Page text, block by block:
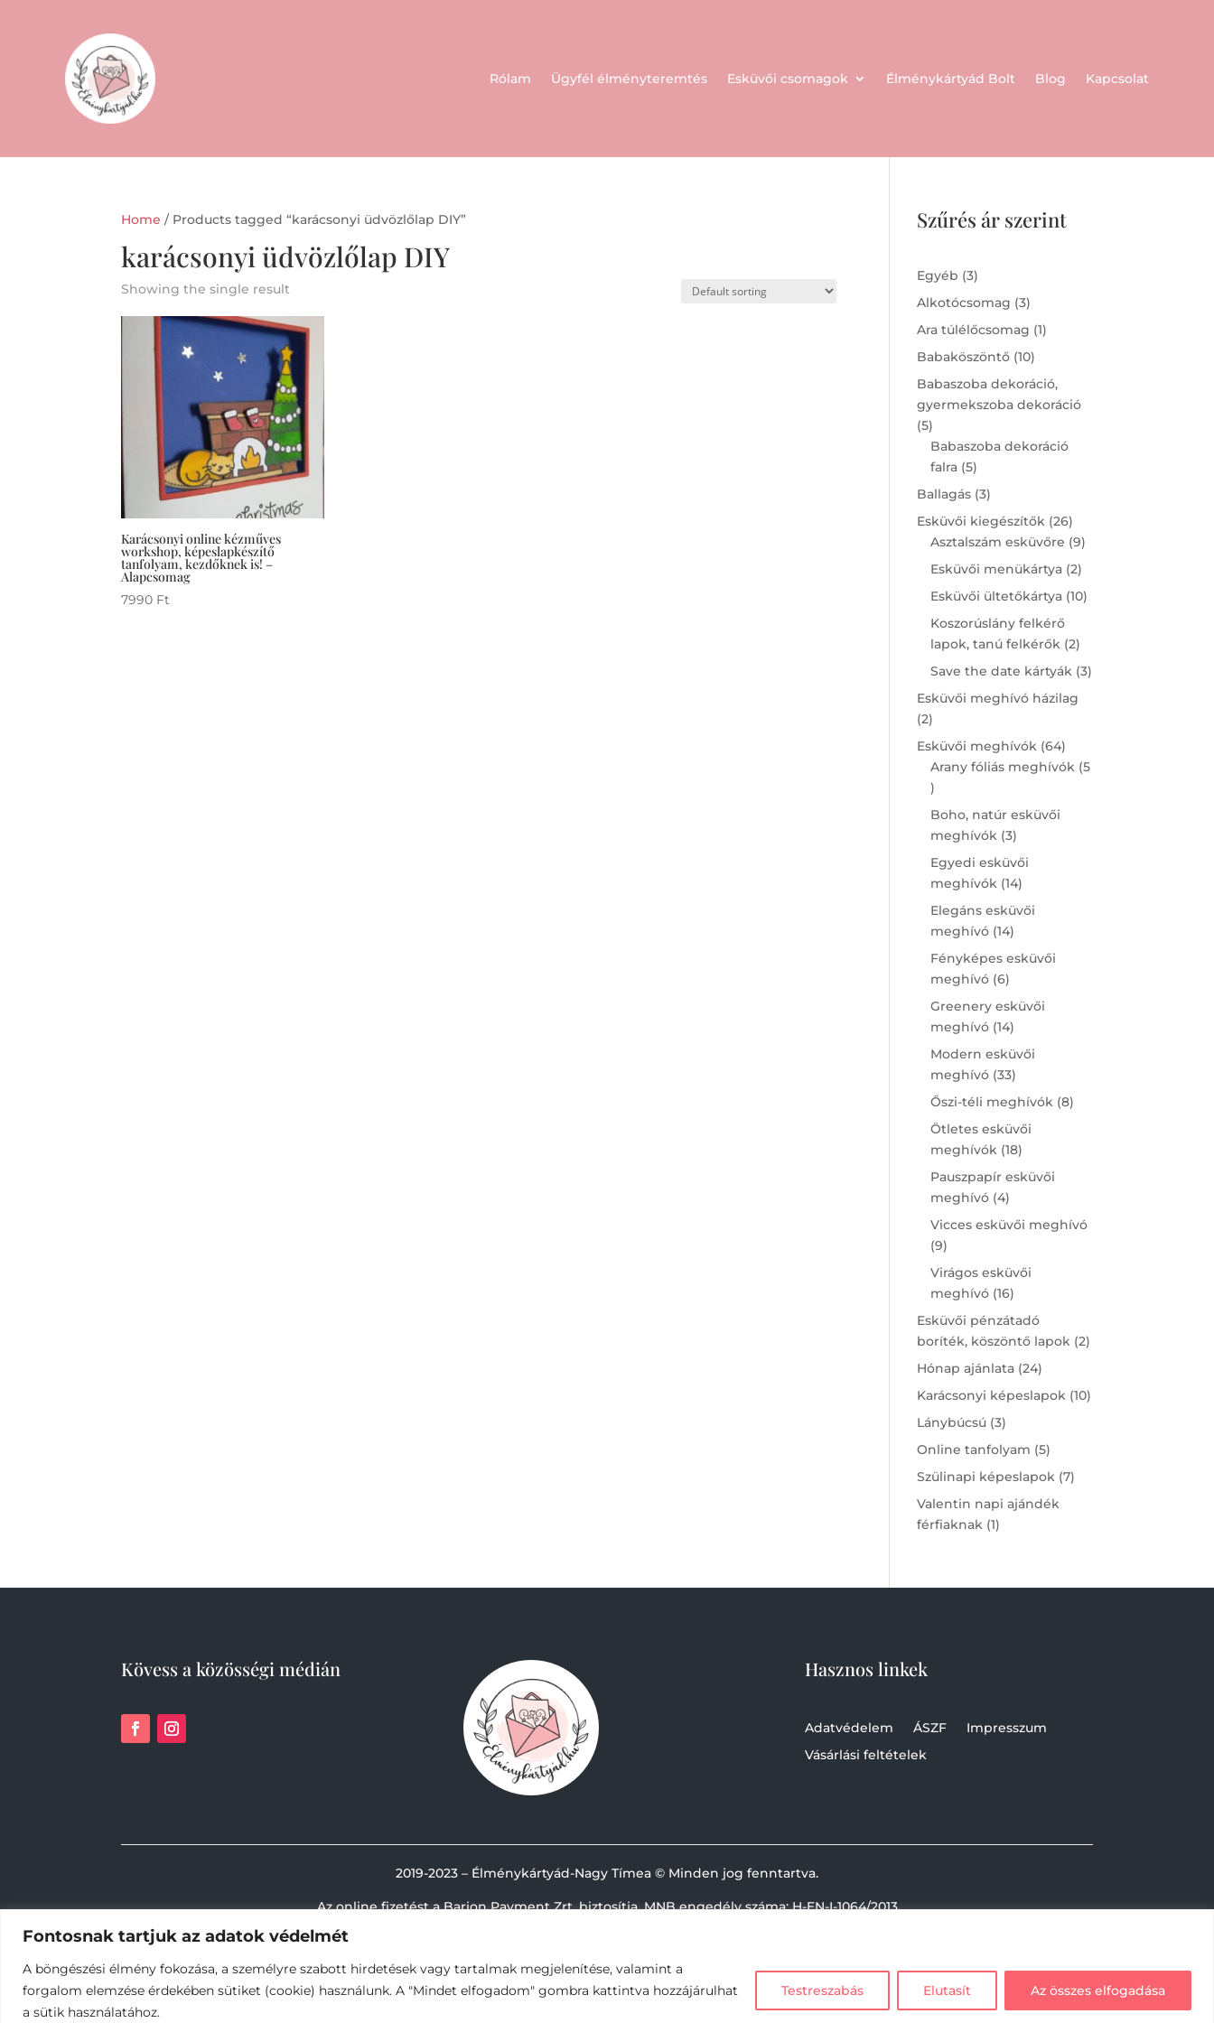
Fontosnak tartjuk az adatok védelmét
A böngészési élmény fokozása, a személyre szabott hirdetések vagy tartalmak megjelenítése, valamint a
forgalom elemzése érdekében sütiket (cookie) használunk. A "Mindet elfogadom" gombra kattintva hozzájárulhat
a sütik használatához.
Testreszabás Elutasít Az összes elfogadása
Rólam Ügyfél élményteremtés Esküvői csomagok Élménykártyád Bolt Blog Kapcsolat
Home / Products tagged “karácsonyi üdvözlőlap DIY”
karácsonyi üdvözlőlap DIY
Showing the single result
Karácsonyi online kézműves
workshop, képeslapkészítő
tanfolyam, kezdőknek is! –
Alapcsomag
7990 Ft
Szűrés ár szerint
Egyéb 33
products
Alkotócsomag 33
products
Ara túlélőcsomag 11
Babaköszöntő 1010
products
Babaszoba dekoráció,
gyermekszoba dekoráció
55
products
Babaszoba dekoráció
falra 55
products
Ballagás 33
products
Esküvői kiegészítők 2626
products
Asztalszám esküvőre 99
Esküvői menükártya 22
products
Esküvői ültetőkártya 1010
Koszorúslány felkérő
lapok, tanú felkérők 22
products
Save the date kártyák 33
Esküvői meghívó házilag
22
products
Esküvői meghívók 6464
products
Arany fóliás meghívók 5
5
products
Boho, natúr esküvői
meghívók 33
products
Egyedi esküvői
meghívók 1414
products
Elegáns esküvői
meghívó 1414
products
Fényképes esküvői
meghívó 66
products
Greenery esküvői
meghívó 1414
products
Modern esküvői
meghívó 3333
products
Őszi-téli meghívók 88
Ötletes esküvői
meghívók 1818
products
Pauszpapír esküvői
meghívó 44
products
Vicces esküvői meghívó
99
products
Virágos esküvői
meghívó 1616
products
Esküvői pénzátadó
boríték, köszöntő lapok 22
Hónap ajánlata 2424
products
Karácsonyi képeslapok 1010
Lánybúcsú 33
products
Online tanfolyam 55
products
Szülinapi képeslapok 77
Valentin napi ajándék
férfiaknak 11
Kövess a közösségi médián Hasznos linkek
Adatvédelem ÁSZF
Impresszum
Vásárlási feltételek
2019-2023 – Élménykártyád-Nagy Tímea © Minden jog fenntartva.
Az online fizetést a Barion Payment Zrt. biztosítja, MNB engedély száma: H-EN-I-1064/2013